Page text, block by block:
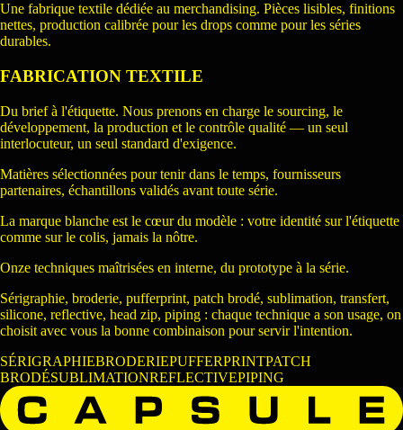
Une fabrique textile dédiée au merchandising. Pièces lisibles, finitions
nettes, production calibrée pour les drops comme pour les séries
durables.
FABRICATION TEXTILE
Du brief à l'étiquette. Nous prenons en charge le sourcing, le
développement, la production et le contrôle qualité — un seul
interlocuteur, un seul standard d'exigence.
Matières sélectionnées pour tenir dans le temps, fournisseurs
partenaires, échantillons validés avant toute série.
La marque blanche est le cœur du modèle : votre identité sur l'étiquette
comme sur le colis, jamais la nôtre.
Onze techniques maîtrisées en interne, du prototype à la série.
Sérigraphie, broderie, pufferprint, patch brodé, sublimation, transfert,
silicone, reflective, head zip, piping : chaque technique a son usage, on
choisit avec vous la bonne combinaison pour servir l'intention.
SÉRIGRAPHIEBRODERIEPUFFERPRINTPATCH
BRODÉSUBLIMATIONREFLECTIVEPIPING